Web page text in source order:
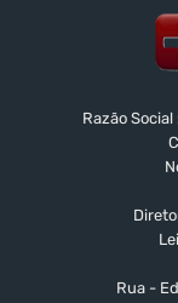
Razão Social
Rua -